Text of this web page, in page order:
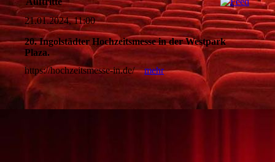
21.01.2024, 11:00
20. Ingolstädter Hochzeitsmesse in der Westpark
Plaza.
https://hochzeitsmesse-in.de/mehr